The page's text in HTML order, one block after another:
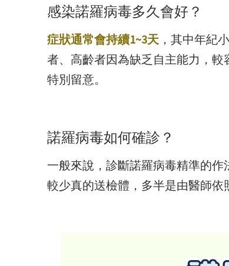
感染諾羅病毒多久會好？
症狀通常會持續1~3天 ，其中年紀
者、高齡者因為缺乏自主能力，
特別留意。
諾羅病毒如何確診？
一般來說，診斷諾羅病毒精準的
較少真的送檢體，多半是由醫師